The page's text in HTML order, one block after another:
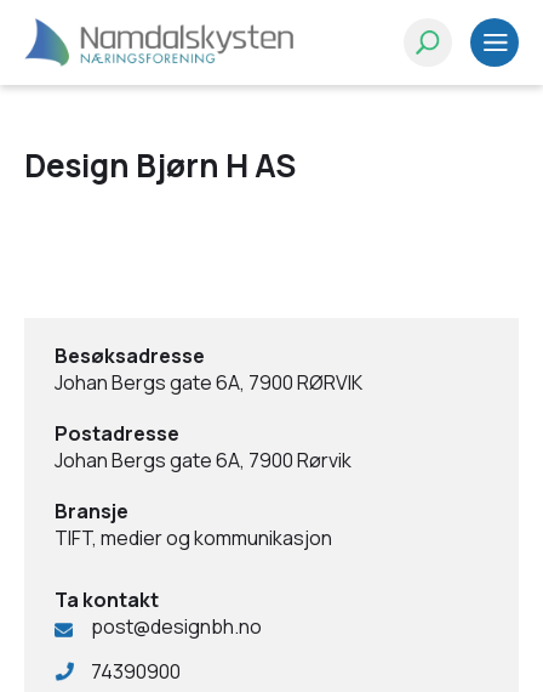
Design Bjørn H AS
Besøksadresse
Johan Bergs gate 6A, 7900 RØRVIK
Postadresse
Johan Bergs gate 6A, 7900 Rørvik
Bransje
TIFT, medier og kommunikasjon
Ta kontakt
post@designbh.no
74390900